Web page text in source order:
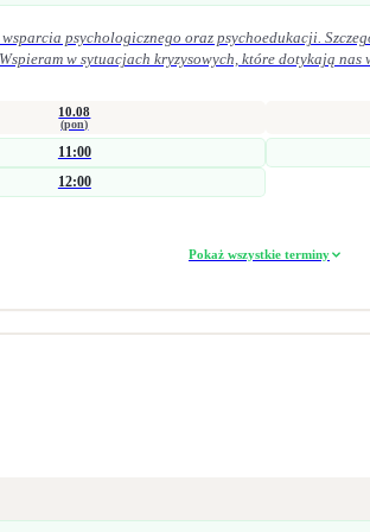
psychologicznego oraz psychoedukacji.
w sytuacjach kryzysowych, które dotykają
osobistym. Pracuję zarówno krótkoterminowo
w obszarze seksualności doświadczenie straty i żałoby problemy emocjonalne
jak i grupowo.
10.08
(pon)
11:00
12:00
Pokaż wszystkie terminy